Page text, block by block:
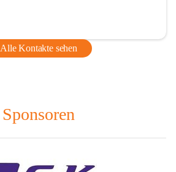
Alle Kontakte sehen
Sponsoren